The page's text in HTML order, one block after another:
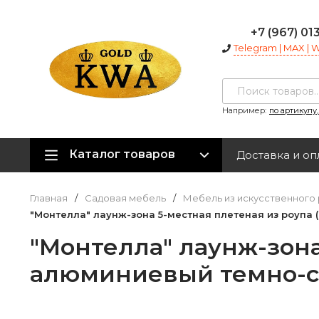
+7 (967)
Telegram | MAX |
Например: по
Каталог товаров Доставка и
Главная / Садовая мебель /
Мебель из искусственного
"Монтелла" лаунж-зона 5-местная плетеная из
"Монтелла" лаунж-
алюминиевый темно-